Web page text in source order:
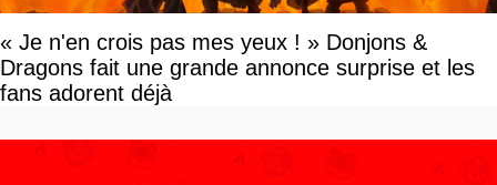
« Je n'en crois pas mes yeux ! » Donjons &
Dragons fait une grande annonce surprise et les
fans adorent déjà